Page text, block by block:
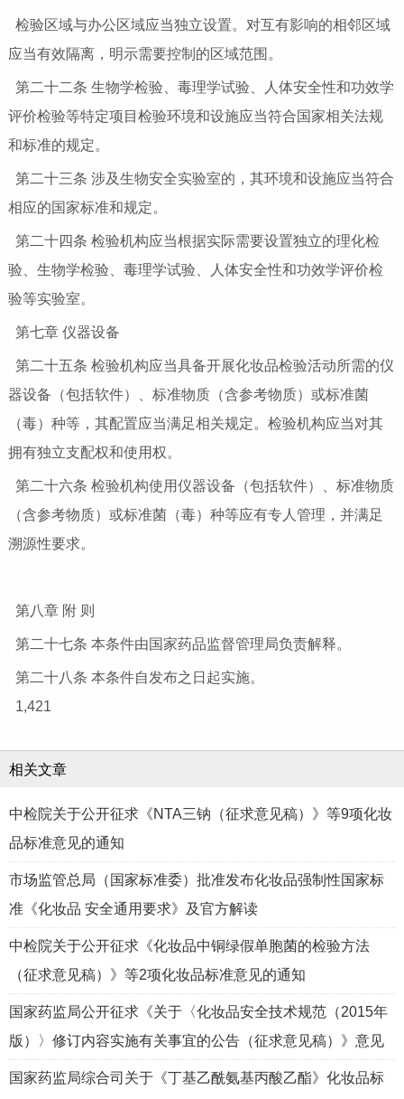
检验区域与办公区域应当独立设置。对互有影响的相邻区域
应当有效隔离，明示需要控制的区域范围。
第二十二条 生物学检验、毒理学试验、人体安全性和功效学
评价检验等特定项目检验环境和设施应当符合国家相关法规
和标准的规定。
第二十三条 涉及生物安全实验室的，其环境和设施应当符合
相应的国家标准和规定。
第二十四条 检验机构应当根据实际需要设置独立的理化检
验、生物学检验、毒理学试验、人体安全性和功效学评价检
验等实验室。
第七章 仪器设备
第二十五条 检验机构应当具备开展化妆品检验活动所需的仪
器设备（包括软件）、标准物质（含参考物质）或标准菌
（毒）种等，其配置应当满足相关规定。检验机构应当对其
拥有独立支配权和使用权。
第二十六条 检验机构使用仪器设备（包括软件）、标准物质
（含参考物质）或标准菌（毒）种等应有专人管理，并满足
溯源性要求。
第八章 附 则
第二十七条 本条件由国家药品监督管理局负责解释。
第二十八条 本条件自发布之日起实施。
1,421
相关文章
中检院关于公开征求《NTA三钠（征求意见稿）》等9项化妆
品标准意见的通知
市场监管总局（国家标准委）批准发布化妆品强制性国家标
准《化妆品 安全通用要求》及官方解读
中检院关于公开征求《化妆品中铜绿假单胞菌的检验方法
（征求意见稿）》等2项化妆品标准意见的通知
国家药监局公开征求《关于〈化妆品安全技术规范（2015年
版）〉修订内容实施有关事宜的公告（征求意见稿）》意见
国家药监局综合司关于《丁基乙酰氨基丙酸乙酯》化妆品标